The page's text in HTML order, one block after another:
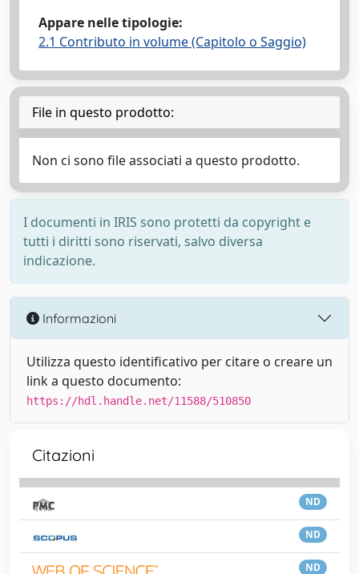
Appare nelle tipologie:
2.1 Contributo in volume (Capitolo o Saggio)
File in questo prodotto:
Non ci sono file associati a questo prodotto.
I documenti in IRIS sono protetti da copyright e
tutti i diritti sono riservati, salvo diversa
indicazione.
Informazioni
Utilizza questo identificativo per citare o creare un
link a questo documento:
https://hdl.handle.net/11588/510850
Citazioni
ND
ND
ND